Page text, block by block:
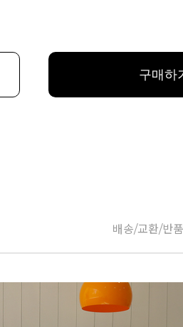
구매하
배송/교환/반품